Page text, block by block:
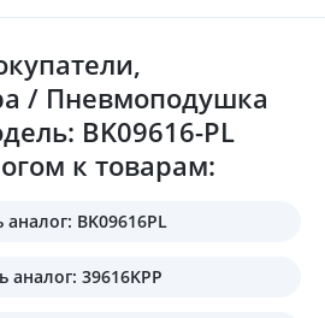
/ Пневмоподушка
BK09616-PL
к товарам:
аналог: BK09616PL
аналог: 39616KPP